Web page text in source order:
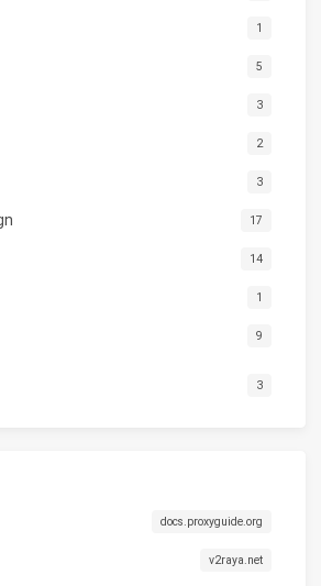
1
5
3
2
3
17
14
1
9
3
docs.proxyguide.org
v2raya.net